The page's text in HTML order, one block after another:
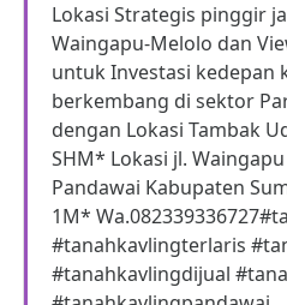
Lokasi Strategis pinggir
Waingapu-Melolo dan
untuk Investasi kedepan
berkembang di sektor
dengan Lokasi Tambak
SHM* Lokasi jl.
Pandawai Kabupaten
1M*
#tanahkavlingterlaris
#tanahkavlingdijual